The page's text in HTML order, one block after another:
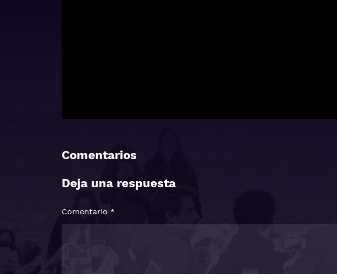
Comentarios
Deja una respuesta
Comentario *